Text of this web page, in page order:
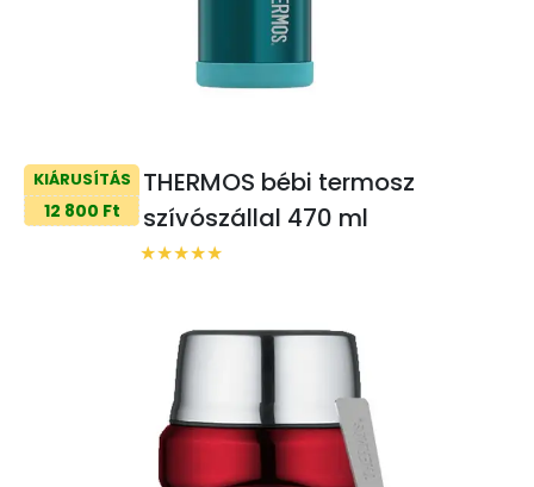
KIÁRUSÍTÁS
12 800 Ft
THERMOS bébi termosz
szívószállal 470 ml